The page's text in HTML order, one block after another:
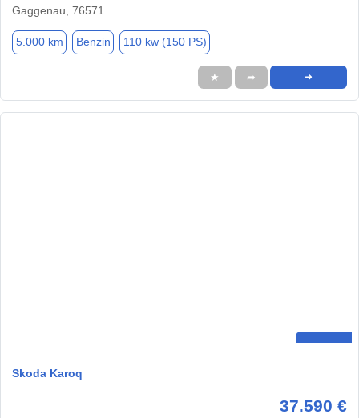
Gaggenau, 76571
5.000 km Benzin 110 kw (150 PS)
★ ➦ ➜
Skoda Karoq
37.590 €